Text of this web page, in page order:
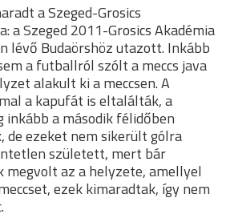
a Szeged-Grosics
a Szeged 2011-Grosics Akadémia
lévő Budaörshöz utazott. Inkább
a futballról szólt a meccs java
alakult ki a meccsen. A
a kapufát is eltalálták, a
inkább a második félidőben
de ezeket nem sikerült gólra
született, mert bár
az a helyzete, amellyel
ezek kimaradtak, így nem